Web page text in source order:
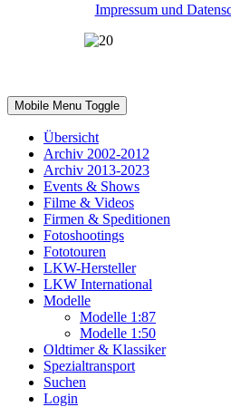
Impressum und
Mobile Menu Toggle
Übersicht
Archiv 2002-2012
Archiv 2013-2023
Events & Shows
Filme & Videos
Firmen & Speditionen
Fotoshootings
Fototouren
LKW-Hersteller
LKW International
Modelle
Modelle 1:87
Modelle 1:50
Oldtimer & Klassiker
Spezialtransport
Suchen
Login